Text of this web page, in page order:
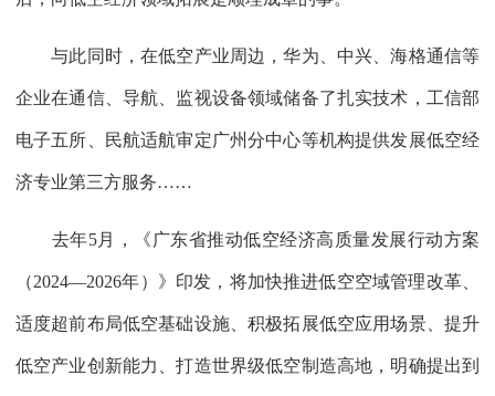
与此同时，在低空产业周边，华为、中兴、海格通信等
企业在通信、导航、监视设备领域储备了扎实技术，工信部
电子五所、民航适航审定广州分中心等机构提供发展低空经
济专业第三方服务……
去年5月，《广东省推动低空经济高质量发展行动方案
（2024—2026年）》印发，将加快推进低空空域管理改革、
适度超前布局低空基础设施、积极拓展低空应用场景、提升
低空产业创新能力、打造世界级低空制造高地，明确提出到